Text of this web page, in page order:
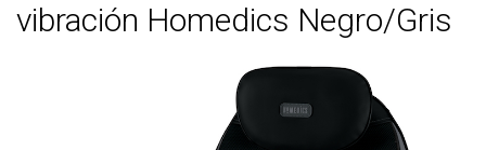
vibración Homedics Negro/Gris